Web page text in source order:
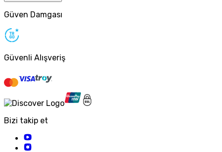
Güven Damgası
Güvenli Alışveriş
Bizi takip et